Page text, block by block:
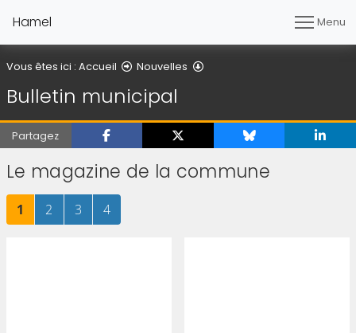
Hamel Menu
Vous êtes ici : Accueil Nouvelles
Bulletin municipal
Partagez
Le magazine de la commune
Page
1 sur 4Page
2 sur 4Page
3sur 4Page
4sur 4